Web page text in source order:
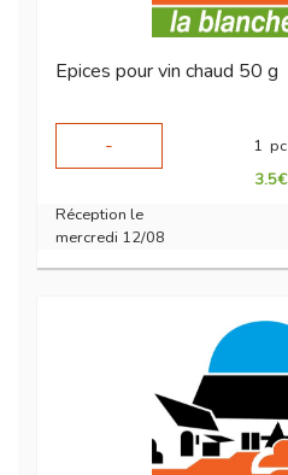
Epices pour vin chaud 50 g
-
1 pc
3.5€
Réception le
mercredi 12/08